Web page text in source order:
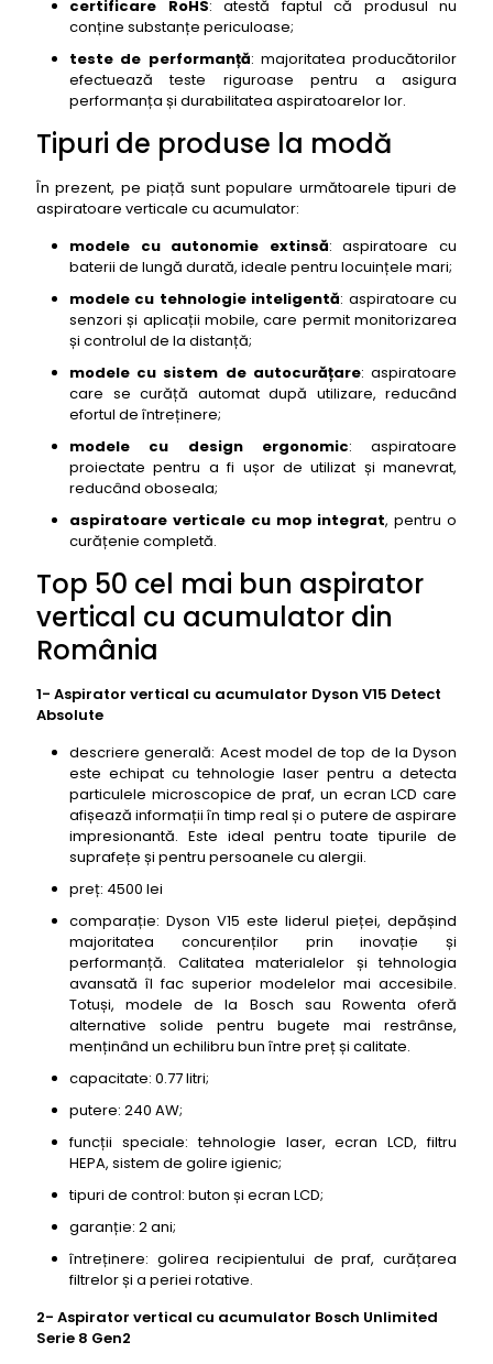
certificare RoHS: atestă faptul că produsul nu
conține substanțe periculoase;
teste de performanță: majoritatea producătorilor
efectuează teste riguroase pentru a asigura
performanța și durabilitatea aspiratoarelor lor.
Tipuri de produse la modă
În prezent, pe piață sunt populare următoarele tipuri de
aspiratoare verticale cu acumulator:
modele cu autonomie extinsă: aspiratoare cu
baterii de lungă durată, ideale pentru locuințele mari;
modele cu tehnologie inteligentă: aspiratoare cu
senzori și aplicații mobile, care permit monitorizarea
și controlul de la distanță;
modele cu sistem de autocurățare: aspiratoare
care se curăță automat după utilizare, reducând
efortul de întreținere;
modele cu design ergonomic: aspiratoare
proiectate pentru a fi ușor de utilizat și manevrat,
reducând oboseala;
aspiratoare verticale cu mop integrat, pentru o
curățenie completă.
Top 50 cel mai bun aspirator
vertical cu acumulator din
România
1- Aspirator vertical cu acumulator Dyson V15 Detect
Absolute
descriere generală: Acest model de top de la Dyson
este echipat cu tehnologie laser pentru a detecta
particulele microscopice de praf, un ecran LCD care
afișează informații în timp real și o putere de aspirare
impresionantă. Este ideal pentru toate tipurile de
suprafețe și pentru persoanele cu alergii.
preț: 4500 lei
comparație: Dyson V15 este liderul pieței, depășind
majoritatea concurenților prin inovație și
performanță. Calitatea materialelor și tehnologia
avansată îl fac superior modelelor mai accesibile.
Totuși, modele de la Bosch sau Rowenta oferă
alternative solide pentru bugete mai restrânse,
menținând un echilibru bun între preț și calitate.
capacitate: 0.77 litri;
putere: 240 AW;
funcții speciale: tehnologie laser, ecran LCD, filtru
HEPA, sistem de golire igienic;
tipuri de control: buton și ecran LCD;
garanție: 2 ani;
întreținere: golirea recipientului de praf, curățarea
filtrelor și a periei rotative.
2- Aspirator vertical cu acumulator Bosch Unlimited
Serie 8 Gen2